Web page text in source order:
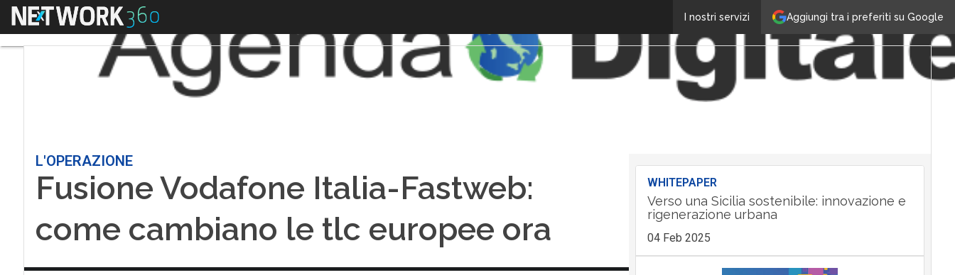
Aggiungi tra i preferiti su Google
I nostri servizi
Menu
L'OPERAZIONE
Fusione Vodafone Italia-Fastweb:
come cambiano le tlc europee ora
WHITEPAPER
Verso una Sicilia sostenibile: innovazione e
rigenerazione urbana
04 Feb 2025